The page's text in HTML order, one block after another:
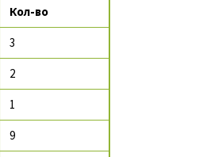
Кол-во
3
2
1
9